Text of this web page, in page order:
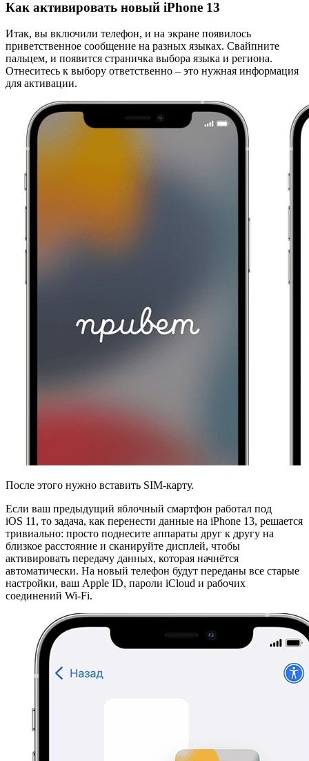
Как активировать новый iPhone 13
Итак, вы включили телефон, и на экране появилось
приветственное сообщение на разных языках. Свайпните
пальцем, и появится страничка выбора языка и региона.
Отнеситесь к выбору ответственно – это нужная информация
для активации.
После этого нужно вставить SIM-карту.
Если ваш предыдущий яблочный смартфон работал под
iOS 11, то задача, как перенести данные на iPhone 13, решается
тривиально: просто поднесите аппараты друг к другу на
близкое расстояние и сканируйте дисплей, чтобы
активировать передачу данных, которая начнётся
автоматически. На новый телефон будут переданы все старые
настройки, ваш Apple ID, пароли iCloud и рабочих
соединений Wi-Fi.